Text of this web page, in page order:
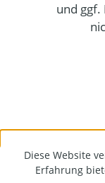
und
Diese Website
Erfahrung